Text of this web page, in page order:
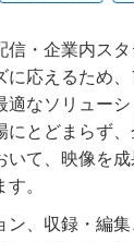
信・企業内ス
に応えるため
適なソリュー
にとどまらず
いて、映像を
。
ン、収録・編